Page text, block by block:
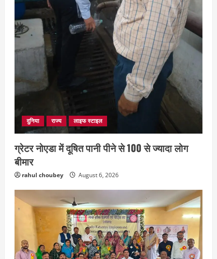
July 28, 2026
दुनिया राज्य लाइफ स्टाइल
ग्रेटर नोएडा में दूषित पानी पीने से 100 से ज्यादा लोग
बीमार
rahul choubey August 6, 2026